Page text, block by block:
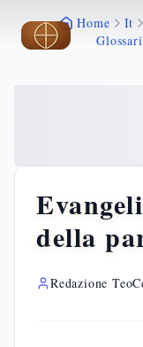
Vai al contenuto
Home It
della
Redazione
Vai al contenuto